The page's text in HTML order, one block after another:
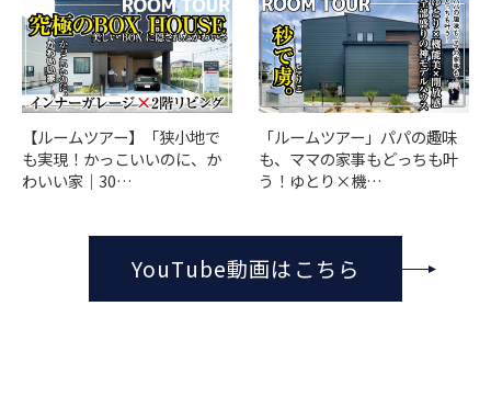
【ルームツアー】「狭小地で
も実現！かっこいいのに、か
わいい家｜30…
「ルームツアー」パパの趣味
も、ママの家事もどっちも叶
う！ゆとり×機…
YouTube動画はこちら